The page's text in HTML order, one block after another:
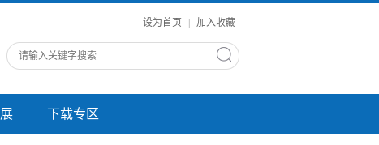
设为首页 加入收藏
下载专区